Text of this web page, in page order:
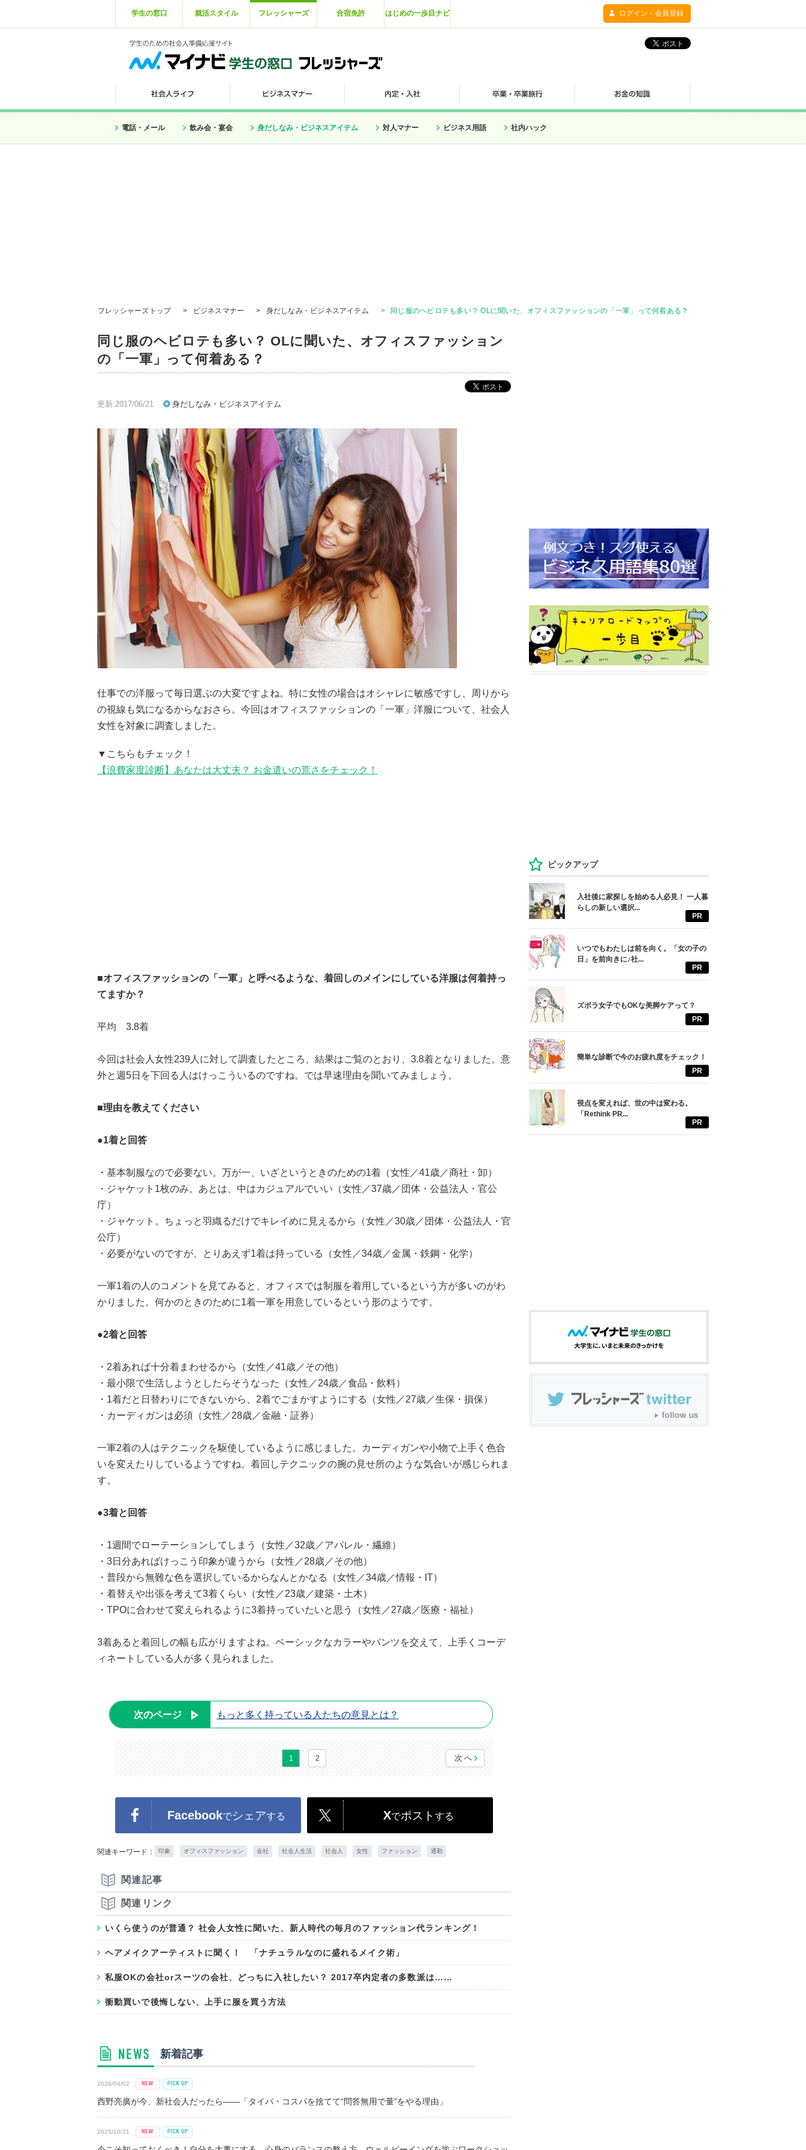
学生の窓口 就活スタイル フレッシャーズ 合宿免許 はじめの一歩目ナビ ログイン・会員登録
電話・メール 飲み会・宴会 身だしなみ・ビジネスアイテム 対人マナー ビジネス用語 社内ハック
フレッシャーズトップ > ビジネスマナー > 身だしなみ・ビジネスアイテム > 同じ服のヘビロテも多い？ OLに聞いた、オフィスファッションの「一軍」って何着ある？
同じ服のヘビロテも多い？ OLに聞いた、オフィスファッション
の「一軍」って何着ある？
更新:2017/06/21 身だしなみ・ビジネスアイテム
仕事での洋服って毎日選ぶの大変ですよね。特に女性の場合はオシャレに敏感ですし、周りから
の視線も気になるからなおさら。今回はオフィスファッションの「一軍」洋服について、社会人
女性を対象に調査しました。
▼こちらもチェック！
【浪費家度診断】あなたは大丈夫？ お金遣いの荒さをチェック！
■オフィスファッションの「一軍」と呼べるような、着回しのメインにしている洋服は何着持っ
てますか？
平均 3.8着
今回は社会人女性239人に対して調査したところ、結果はご覧のとおり、3.8着となりました。意
外と週5日を下回る人はけっこういるのですね。では早速理由を聞いてみましょう。
■理由を教えてください
●1着と回答
・基本制服なので必要ない。万が一、いざというときのための1着（女性／41歳／商社・卸）
・ジャケット1枚のみ。あとは、中はカジュアルでいい（女性／37歳／団体・公益法人・官公
庁）
・ジャケット。ちょっと羽織るだけでキレイめに見えるから（女性／30歳／団体・公益法人・官
公庁）
・必要がないのですが、とりあえず1着は持っている（女性／34歳／金属・鉄鋼・化学）
一軍1着の人のコメントを見てみると、オフィスでは制服を着用しているという方が多いのがわ
かりました。何かのときのために1着一軍を用意しているという形のようです。
●2着と回答
・2着あれば十分着まわせるから（女性／41歳／その他）
・最小限で生活しようとしたらそうなった（女性／24歳／食品・飲料）
・1着だと日替わりにできないから、2着でごまかすようにする（女性／27歳／生保・損保）
・カーディガンは必須（女性／28歳／金融・証券）
一軍2着の人はテクニックを駆使しているように感じました。カーディガンや小物で上手く色合
いを変えたりしているようですね。着回しテクニックの腕の見せ所のような気合いが感じられま
す。
●3着と回答
・1週間でローテーションしてしまう（女性／32歳／アパレル・繊維）
・3日分あればけっこう印象が違うから（女性／28歳／その他）
・普段から無難な色を選択しているからなんとかなる（女性／34歳／情報・IT）
・着替えや出張を考えて3着くらい（女性／23歳／建築・土木）
・TPOに合わせて変えられるように3着持っていたいと思う（女性／27歳／医療・福祉）
3着あると着回しの幅も広がりますよね。ベーシックなカラーやパンツを交えて、上手くコーデ
ィネートしている人が多く見られました。
次のページ もっと多く持っている人たちの意見とは？
1 2 次へ
Facebookでシェアする Xでポスト する
関連キーワード： 印象 オフィスファッション 会社 社会人生活 社会人 女性 ファッション 通勤
関連記事
関連リンク
いくら使うのが普通？ 社会人女性に聞いた、新人時代の毎月のファッション代ランキング！
ヘアメイクアーティストに聞く！ 「ナチュラルなのに盛れるメイク術」
私服OKの会社orスーツの会社、どっちに入社したい？ 2017卒内定者の多数派は……
衝動買いで後悔しない、上手に服を買う方法
新着記事
2026/04/02
西野亮廣が今、新社会人だったら――「タイパ・コスパを捨てて“問答無用で量”をやる理由」
2025/10/21
ピックアップ
入社後に家探しを始める人必見！ 一人暮
らしの新しい選択...
PR
いつでもわたしは前を向く。「女の子の
日」を前向きに♪社...
PR
ズボラ女子でもOKな美脚ケアって？
PR
簡単な診断で今のお疲れ度をチェック！
PR
視点を変えれば、世の中は変わる。
「Rethink PR...
PR